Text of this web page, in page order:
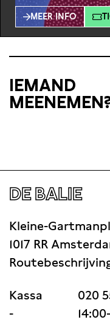
MEER INFO
IEMAND
DE BALIE
Kleine-
1017 RR
Kassa
020
-